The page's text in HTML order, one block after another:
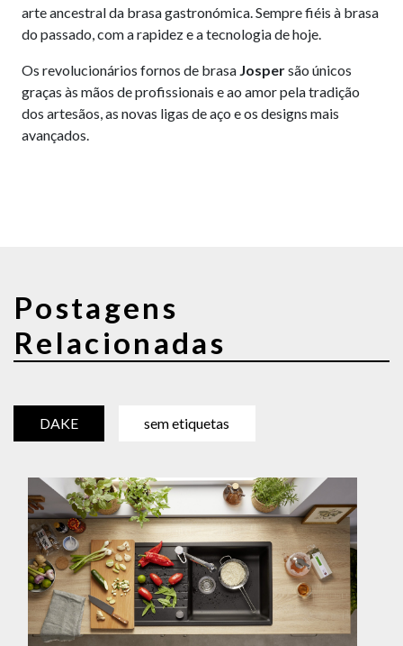
arte ancestral da brasa gastronómica. Sempre fiéis à brasa
do passado, com a rapidez e a tecnologia de hoje.
Os revolucionários fornos de brasa Jospersão únicos
graças às mãos de profissionais e ao amor pela tradição
dos artesãos, as novas ligas de aço e os designs mais
avançados.
Postagens
Relacionadas
DAKE sem etiquetas